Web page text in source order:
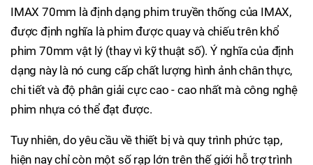
IMAX 70mm là định dạng phim truyền thống của IMAX,
được định nghĩa là phim được quay và chiếu trên khổ
phim 70mm vật lý (thay vì kỹ thuật số). Ý nghĩa của định
dạng này là nó cung cấp chất lượng hình ảnh chân thực,
chi tiết và độ phân giải cực cao - cao nhất mà công nghệ
phim nhựa có thể đạt được.
Tuy nhiên, do yêu cầu về thiết bị và quy trình phức tạp,
hiện nay chỉ còn một số rạp lớn trên thế giới hỗ trợ trình